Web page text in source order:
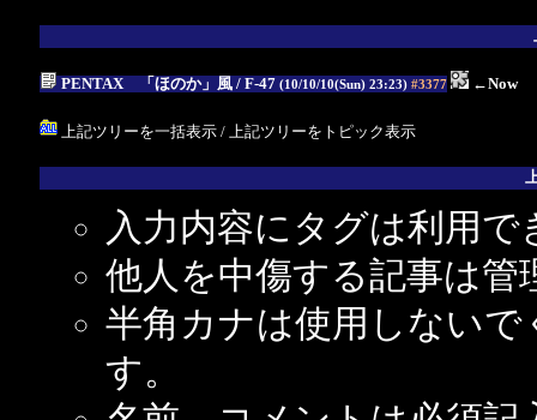
PENTAX 「ほのか」風/ F-47 (10/10/10(Sun) 23:23) #3377 ←Now
上記ツリーを一括表示/ 上記ツリーをトピック表示
入力内容にタグは利用で
他人を中傷する記事は管
半角カナは使用しない
す。